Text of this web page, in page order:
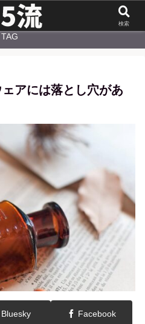
TAG
アには落とし穴があ
Bluesky Facebook
検索